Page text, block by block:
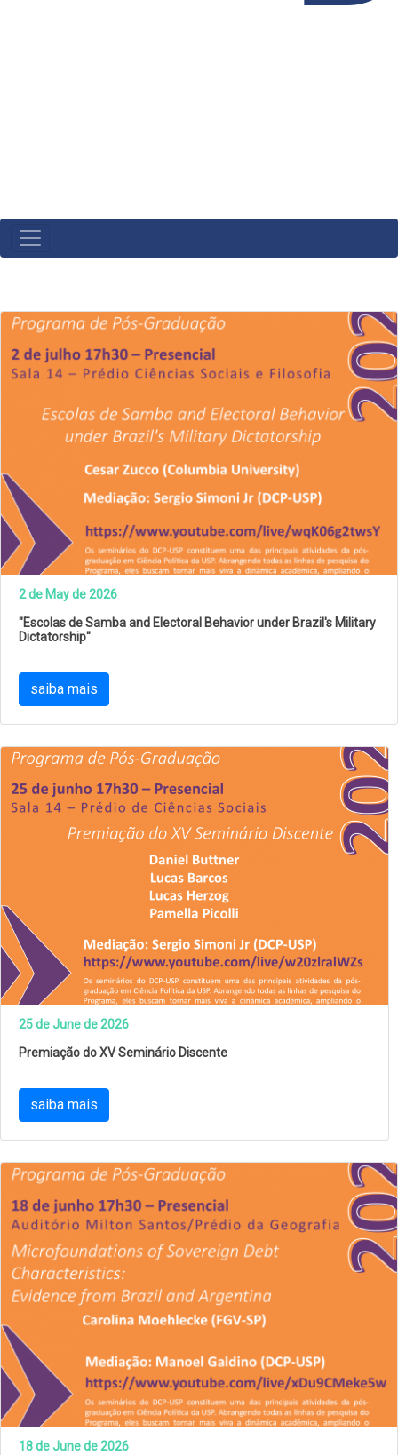
MAIN
NAVIGATION
2 de May de 2026
"Escolas de Samba and Electoral Behavior under Brazil's Military
Dictatorship"
saiba mais
25 de June de 2026
Premiação do XV Seminário Discente
saiba mais
18 de June de 2026